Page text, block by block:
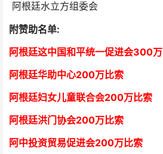
阿根廷水立方组委会
附赞助名单:
阿根廷这中国和平统一促进会300
阿根廷华助中心200万比索
阿根廷妇女儿童联合会200万比索
阿根廷洪门协会200万比索
阿中投资贸易促进会200万比索